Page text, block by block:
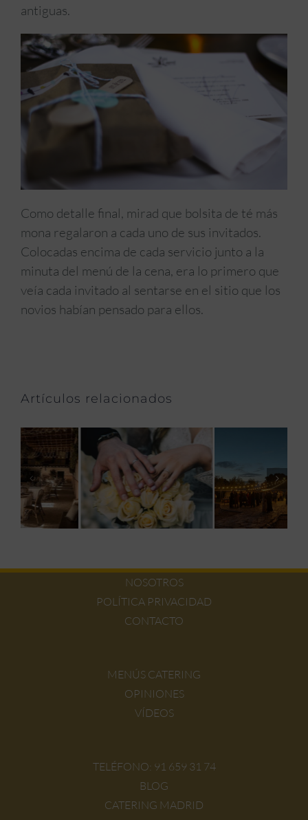
antiguas.
Como detalle final, mirad que bolsita de té más
mona regalaron a cada uno de sus invitados.
Colocadas encima de cada servicio junto a la
minuta del menú de la cena, era lo primero que
veía cada invitado al sentarse en el sitio que los
novios habían pensado para ellos.
Artículos relacionados
Fincas para
pedir la mano
NOSOTROS
POLÍTICA PRIVACIDAD
CONTACTO
MENÚS CATERING
OPINIONES
VÍDEOS
TELÉFONO: 91 659 31 74
BLOG
CATERING MADRID